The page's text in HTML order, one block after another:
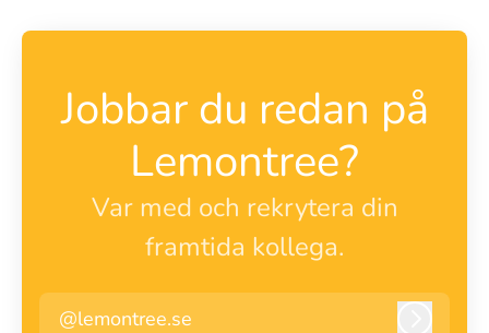
Jobbar du redan på
Lemontree?
Var med och rekrytera din
framtida kollega.
@lemontree.se